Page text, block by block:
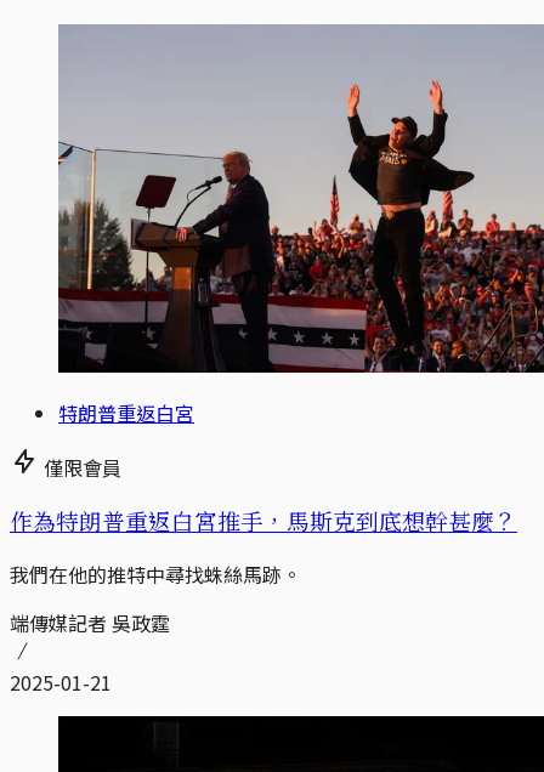
特朗普重返白宮
僅限會員
作為特朗普重返白宮推手，馬斯克到底想幹甚麼？
我們在他的推特中尋找蛛絲馬跡。
端傳媒記者 吳政霆
2025-01-21